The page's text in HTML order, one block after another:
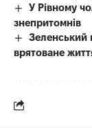
У Рівному
знепритомнів
Зеленський
врятоване